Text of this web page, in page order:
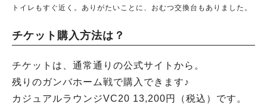
トイレもすぐ近く。ありがたいことに、おむつ交換台もありました。
チケット購入方法は？
チケットは、通常通りの公式サイトから。
残りのガンバホーム戦で購入できます♪
カジュアルラウンジVC20 13,200円（税込）です。